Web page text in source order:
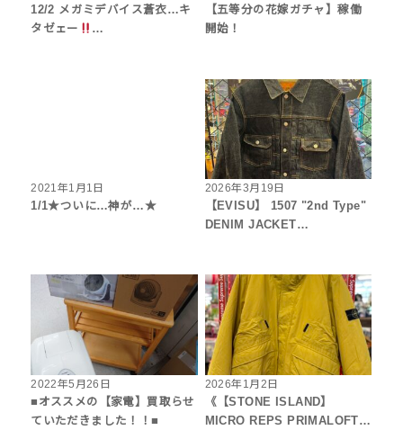
12/2 メガミデバイス蒼衣…キ
タゼェー
…
【五等分の花嫁ガチャ】稼働
開始！
2021年1月1日
1/1★ついに…神が…★
2026年3月19日
【EVISU】 1507 "2nd Type"
DENIM JACKET…
2022年5月26日
■オススメの【家電】買取らせ
ていただきました！！■
2026年1月2日
《【STONE ISLAND】
MICRO REPS PRIMALOFT…